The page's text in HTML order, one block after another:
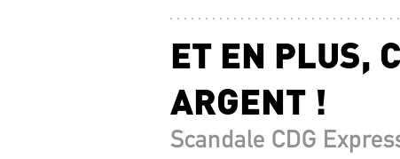
ET EN PLUS,
ARGENT !
Scandale CDG